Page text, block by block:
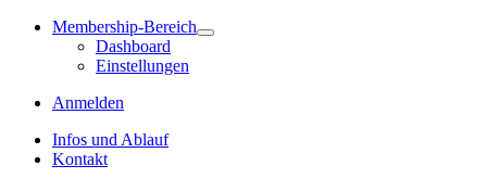
Membership-Bereich
Dashboard
Einstellungen
Anmelden
Infos und Ablauf
Kontakt